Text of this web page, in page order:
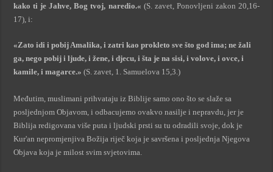
kako ti je Jahve, Bog tvoj, naredio.« (S. zavet, Ponovljeni zakon 20,16-
17), i:
«Zato idi i pobij Amalika, i zatri kao prokleto sve što god ima; ne žali
ga, nego pobij i ljude, i žene, i djecu, i šta je na sisi, i volove, i ovce, i
kamile, i magarce.» (S. zavet, 1. Samuelova 15,3.)
Međutim, muslimani prihvataju iz Biblije samo ono što se slaže sa
posljednjom Objavom, i odbacujemo ovakvo nasilje i nepravdu, jer je
Biblija redigovana više puta i ljudski prsti su tu odradili svoje, dok je
Kur'an nepromjenjiva Božija riječ koja je savršena i posljednja Njegova
Objava koja je milost svim svjetovima.